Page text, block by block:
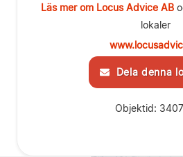
Läs mer om Locus Advice AB
lokaler
Dela denna
Objektid: